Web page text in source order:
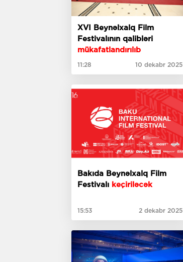
XVI Beynəlxalq Film
Festivalının qalibləri
mükafatlandırılıb
11:28 10 dekabr 2025
Bakıda Beynəlxalq Film
Festivalı keçiriləcək
15:53 2 dekabr 2025